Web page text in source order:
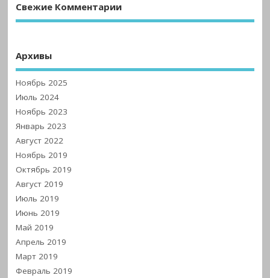
Свежие Комментарии
Архивы
Ноябрь 2025
Июль 2024
Ноябрь 2023
Январь 2023
Август 2022
Ноябрь 2019
Октябрь 2019
Август 2019
Июль 2019
Июнь 2019
Май 2019
Апрель 2019
Март 2019
Февраль 2019